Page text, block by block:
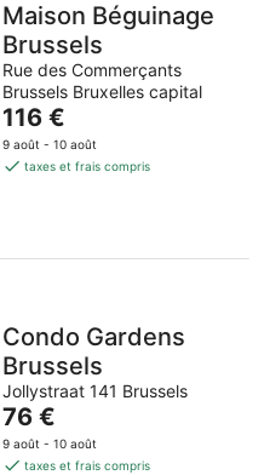
Maison Béguinage
Brussels
Rue des Commerçants
Brussels Bruxelles capital
Le
prix
est
nuit
116 €
9 août - 10 août
taxes et frais compris
Condo Gardens
Brussels
Jollystraat 141 Brussels
Le
prix
est
76 €
9 août - 10 août
taxes et frais compris